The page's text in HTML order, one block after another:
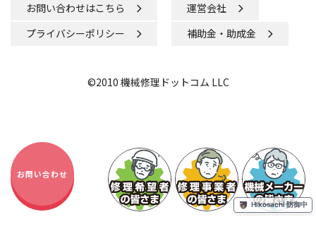
お問い合わせはこちら
運営会社
プライバシーポリシー
補助金・助成金
©2010 機械修理ドットコム LLC
お問い合わせ
Hikosachi 防御中